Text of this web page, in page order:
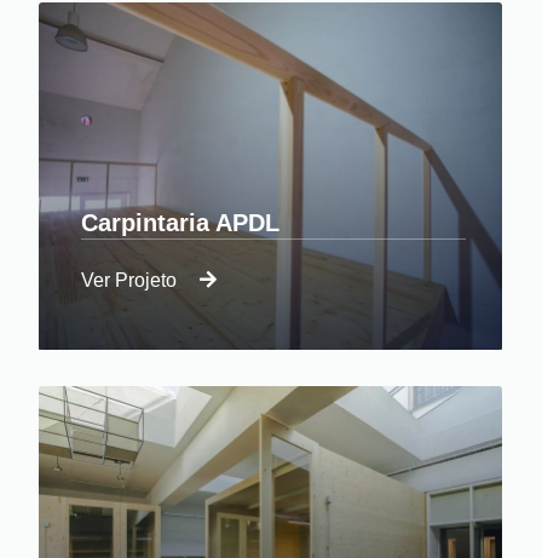
Carpintaria APDL
Serviço de Carpintaria para a Renovação de
Ver Projeto